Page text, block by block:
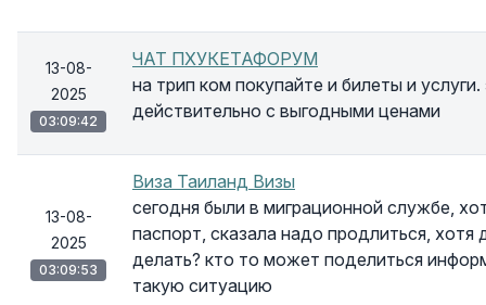
13-08-
2025
03:09:42
ЧАТ ПХУКЕТАФОРУМ
на трип ком покупайте и билеты и
действительно с выгодными ценами
13-08-
2025
03:09:53
Виза Таиланд Визы
сегодня были в миграционной службе,
паспорт, сказала надо продлиться,
делать? кто то может поделиться
такую ситуацию